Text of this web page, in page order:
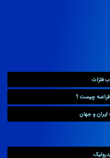
فلزات
قراضه چیست ؟
ایران و جهان